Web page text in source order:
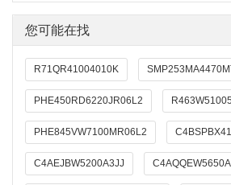
您可能在找
R71QR41004010K
PHE450RD6220JR06L2
PHE845VW7100MR06L2
C4AEJBW5200A3JJ